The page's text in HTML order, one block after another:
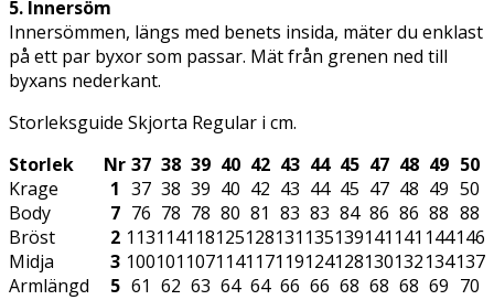
5. Innersöm
Innersömmen, längs med benets insida, mäter du enklast
på ett par byxor som passar. Mät från grenen ned till
byxans nederkant.
Storleksguide Skjorta Regular i cm.
Storlek
Nr 37 38 39 40 42 43 44 45 47 48 49 50
Krage
1 37 38 39 40 42 43 44 45 47 48 49 50
Body
7 76 78 78 80 81 83 83 84 86 86 88 88
Bröst
2 113114118125128131 135139141 141 144146
Midja
3 100101 107114117119124128130132134137
Armlängd
5 61 62 63 64 64 66 66 68 68 68 69 70